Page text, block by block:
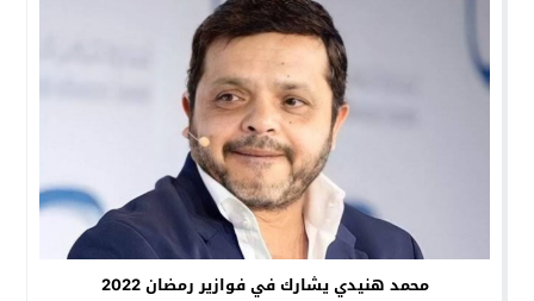
محمد هنيدي يشارك في فوازير رمضان 2022